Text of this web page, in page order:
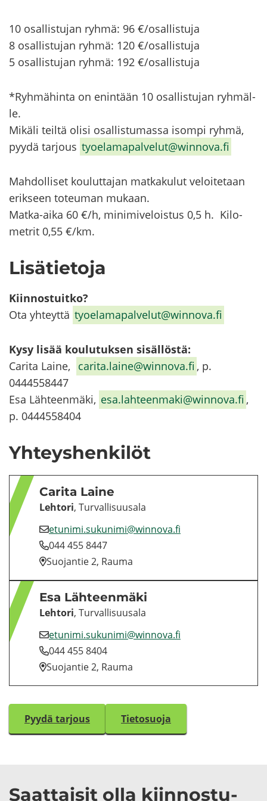
10 osal­lis­tu­jan ryhmä: 96 €/osal­lis­tu­ja
8 osal­lis­tu­jan ryhmä: 120 €/osal­lis­tu­ja
5 osal­lis­tu­jan ryhmä: 192 €/osal­lis­tu­ja
*Ryh­mä­hin­ta on enin­tään 10 osal­lis­tu­jan ryh­mäl­
le.
Mi­kä­li teil­tä olisi osal­lis­tu­mas­sa isom­pi ryhmä,
pyydä tar­jous ty­oe­la­ma­pal­ve­lut@winnova.fi
Mah­dol­li­set kou­lut­ta­jan mat­ka­ku­lut ve­loi­te­taan
erik­seen to­teu­man mu­kaan.
Matka-​aika 60 €/h, mi­ni­mi­ve­lois­tus 0,5 h. Ki­lo­
met­rit 0,55 €/km.
Li­sä­tie­to­ja
Kiin­nos­tuit­ko?
Ota yh­teyt­tä ty­oe­la­ma­pal­ve­lut@winnova.fi
Kysy lisää kou­lu­tuk­sen si­säl­lös­tä:
Ca­ri­ta Laine,
ca­ri­ta.laine@winnova.fi , p.
0444558447
Esa Läh­teen­mä­ki, esa.lah­teen­ma­ki@winnova.fi ,
p. 0444558404
Yh­teys­hen­ki­löt
Ca­ri­ta Laine
Leh­to­ri, Tur­val­li­suusa­la
etu­ni­mi.su­ku­ni­mi@winnova.fi
044 455 8447
Suo­jan­tie 2, Rauma
Esa Läh­teen­mä­ki
Leh­to­ri, Tur­val­li­suusa­la
etu­ni­mi.su­ku­ni­mi@winnova.fi
044 455 8404
Suo­jan­tie 2, Rauma
Pyydä tar­jous Tie­to­suo­ja
Saat­tai­sit olla kiin­nos­tu­